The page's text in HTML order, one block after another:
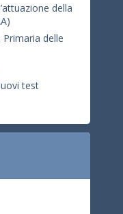
della
delle
test